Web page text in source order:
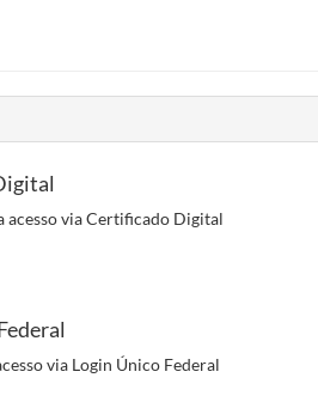
acesso via Certificado Digital
via Login Único Federal